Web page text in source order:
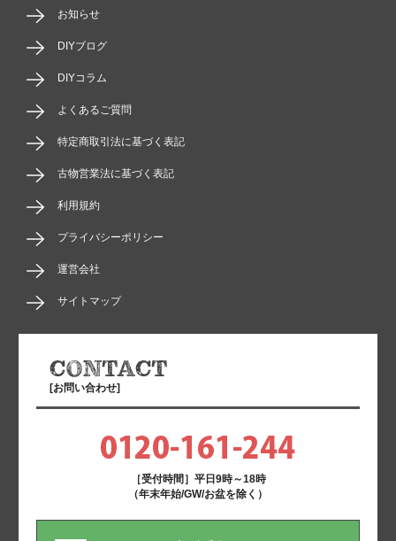
お知らせ
DIYブログ
DIYコラム
よくあるご質問
特定商取引法に基づく表記
古物営業法に基づく表記
利用規約
プライバシーポリシー
運営会社
サイトマップ
[お問い合わせ]
［受付時間］平日9時～18時
（年末年始/GW/お盆を除く）